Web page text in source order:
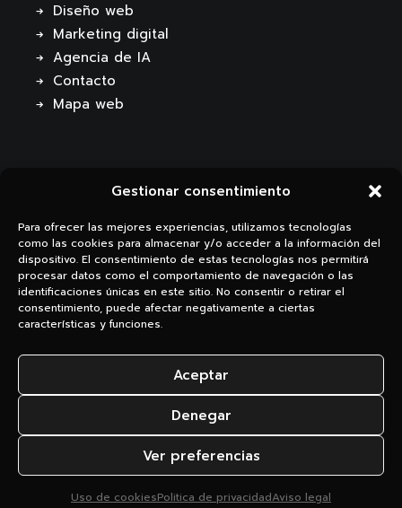
Gestionar consentimiento
Para ofrecer las mejores experiencias, utilizamos tecnologías
como las cookies para almacenar y/o acceder a la información del
dispositivo. El consentimiento de estas tecnologías nos permitirá
procesar datos como el comportamiento de navegación o las
identificaciones únicas en este sitio. No consentir o retirar el
consentimiento, puede afectar negativamente a ciertas
características y funciones.
Aceptar
Denegar
Ver preferencias
Uso de cookiesPolitica de privacidadAviso legal
Diseño web
Marketing digital
Agencia de IA
Contacto
Mapa web
Li. Ig.
© 2026 3digital |Aviso legal|Política de privacidad|Uso de
cookies